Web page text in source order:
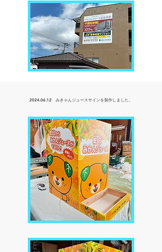
2024.06.12 みきゃんジュースサインを製作しました。